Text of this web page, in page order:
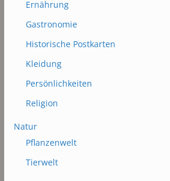
Ernährung
Gastronomie
Historische Postkarten
Kleidung
Persönlichkeiten
Religion
Natur
Pflanzenwelt
Tierwelt